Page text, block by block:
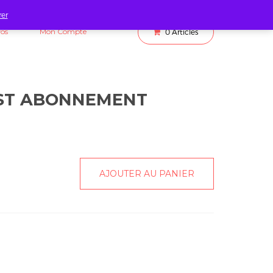
Mon Compte 0 Articles
ABONNEMENT
AJOUTER AU PANIER